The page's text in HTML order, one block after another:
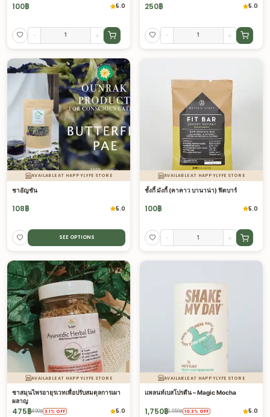
100฿ 5.0
- +
250฿ 5.0
- +
AVAILABLE AT HAPPYLYFE STORE
ชาอัญชัน
108฿ 5.0
SEE OPTIONS
AVAILABLE AT HAPPYLYFE STORE
ชั้งกี้ มังกี้ (คาคาว บานาน่า) ฟิตบาร์
100฿ 5.0
- +
AVAILABLE AT HAPPYLYFE STORE
ชาสมุนไพรอายุรเวทเพื่อปรับสมดุลการเผา
ผลาญ
475฿490฿ 3.1 % OFF 5.0
AVAILABLE AT HAPPYLYFE STORE
แพลนท์เบสโปรตีน – Magic Mocha
1,750฿1,950฿ 10.3 % OFF 5.0